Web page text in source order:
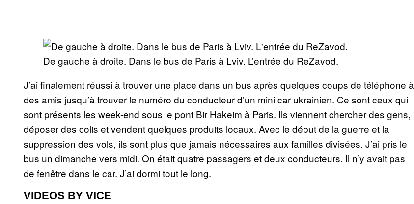
De gauche à droite. Dans le bus de Paris à Lviv. L’entrée du ReZavod.
J’ai finalement réussi à trouver une place dans un bus après quelques coups de téléphone à
des amis jusqu’à trouver le numéro du conducteur d’un mini car ukrainien. Ce sont ceux qui
sont présents les week-end sous le pont Bir Hakeim à Paris. Ils viennent chercher des gens,
déposer des colis et vendent quelques produits locaux. Avec le début de la guerre et la
suppression des vols, ils sont plus que jamais nécessaires aux familles divisées. J’ai pris le
bus un dimanche vers midi. On était quatre passagers et deux conducteurs. Il n’y avait pas
de fenêtre dans le car. J’ai dormi tout le long.
VIDEOS BY VICE